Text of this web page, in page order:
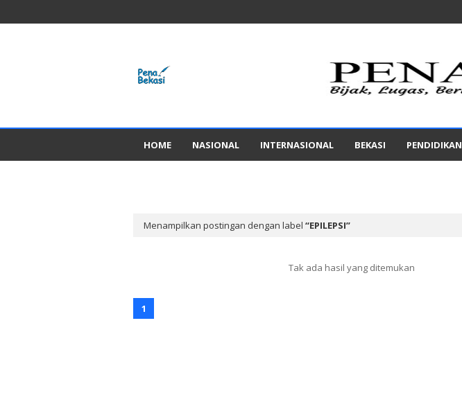
HOME NASIONAL INTERNASIONAL BEKASI PENDIDIKAN
Menampilkan postingan dengan label EPILEPSI
Tak ada hasil yang ditemukan
1